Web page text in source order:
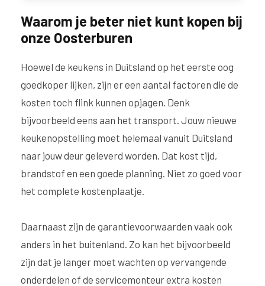
Waarom je beter niet kunt kopen bij
onze Oosterburen
Hoewel de keukens in Duitsland op het eerste oog
goedkoper lijken, zijn er een aantal factoren die de
kosten toch flink kunnen opjagen. Denk
bijvoorbeeld eens aan het transport. Jouw nieuwe
keukenopstelling moet helemaal vanuit Duitsland
naar jouw deur geleverd worden. Dat kost tijd,
brandstof en een goede planning. Niet zo goed voor
het complete kostenplaatje.
Daarnaast zijn de garantievoorwaarden vaak ook
anders in het buitenland. Zo kan het bijvoorbeeld
zijn dat je langer moet wachten op vervangende
onderdelen of de servicemonteur extra kosten